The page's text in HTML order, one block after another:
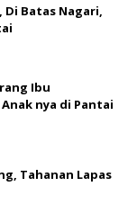
Batas Nagari,
Ibu
nya di Pantai
Tahanan Lapas